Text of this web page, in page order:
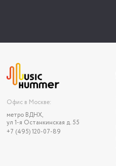
Офис в Москве:
метро ВДНХ,
ул 1-я Останкинская д. 55
+7 (495) 120-07-89